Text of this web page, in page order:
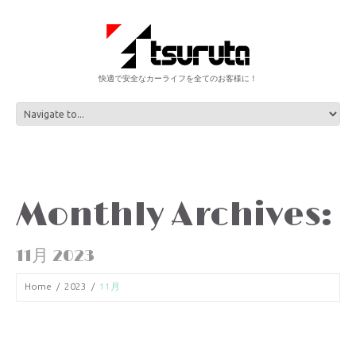
快適で安全なカーライフを全てのお客様に！
Monthly Archives:
11月 2023
Home 2023 11月